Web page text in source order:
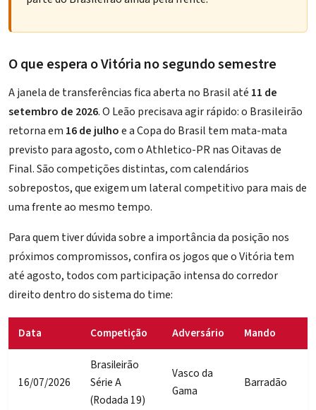
O que espera o Vitória no segundo semestre
A janela de transferências fica aberta no Brasil até 11 de
setembro de 2026. O Leão precisava agir rápido: o Brasileirão
retorna em 16 de julhoe a Copa do Brasil tem mata-mata
previsto para agosto, com o Athletico-PR nas Oitavas de
Final. São competições distintas, com calendários
sobrepostos, que exigem um lateral competitivo para mais de
uma frente ao mesmo tempo.
Para quem tiver dúvida sobre a importância da posição nos
próximos compromissos, confira os jogos que o Vitória tem
até agosto, todos com participação intensa do corredor
direito dentro do sistema do time:
Data Competição Adversário Mando
16/07/2026
Brasileirão
Série A
(Rodada 19)
Vasco da
Gama
Barradão